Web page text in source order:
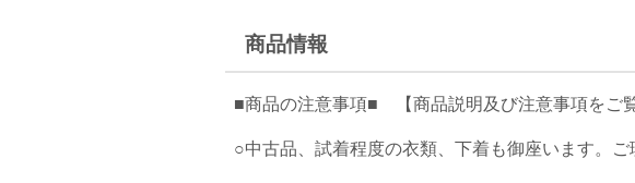
商品情報
■商品の注意事項■ 【商品説明及び注意事項をご
○中古品、試着程度の衣類、下着も御座います。ご